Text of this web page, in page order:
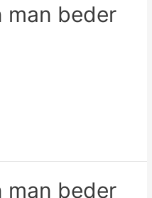
man beder
man beder